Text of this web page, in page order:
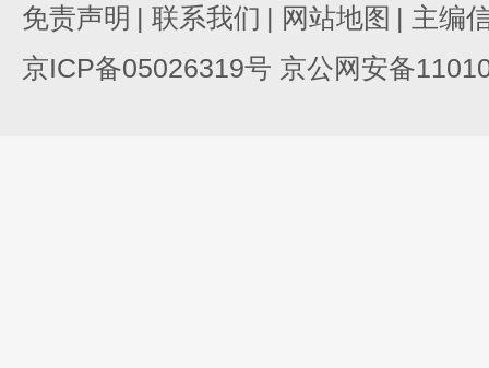
免责声明 | 联系我们 | 网站地图 | 主编
京ICP备05026319号 京公网安备